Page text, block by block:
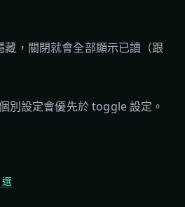
，關閉就會全部顯示已讀（跟
別設定會優先於 toggle 設定。